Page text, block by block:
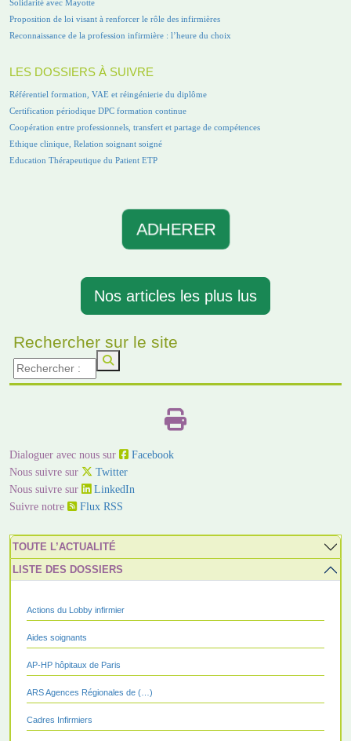
Solidarité avec Mayotte
Proposition de loi visant à renforcer le rôle des infirmières
Reconnaissance de la profession infirmière : l’heure du choix
LES DOSSIERS À SUIVRE
Référentiel formation, VAE et réingénierie du diplôme
Certification périodique DPC formation continue
Coopération entre professionnels, transfert et partage de compétences
Ethique clinique, Relation soignant soigné
Education Thérapeutique du Patient ETP
ADHERER
Nos articles les plus lus
Rechercher sur le site
Dialoguer avec nous sur
Facebook
Nous suivre sur
Twitter
Nous suivre sur
LinkedIn
Suivre notre
Flux RSS
TOUTE L’ACTUALITÉ
LISTE DES DOSSIERS
Actions du Lobby infirmier
Aides soignants
AP-HP hôpitaux de Paris
ARS Agences Régionales de (…)
Cadres Infirmiers